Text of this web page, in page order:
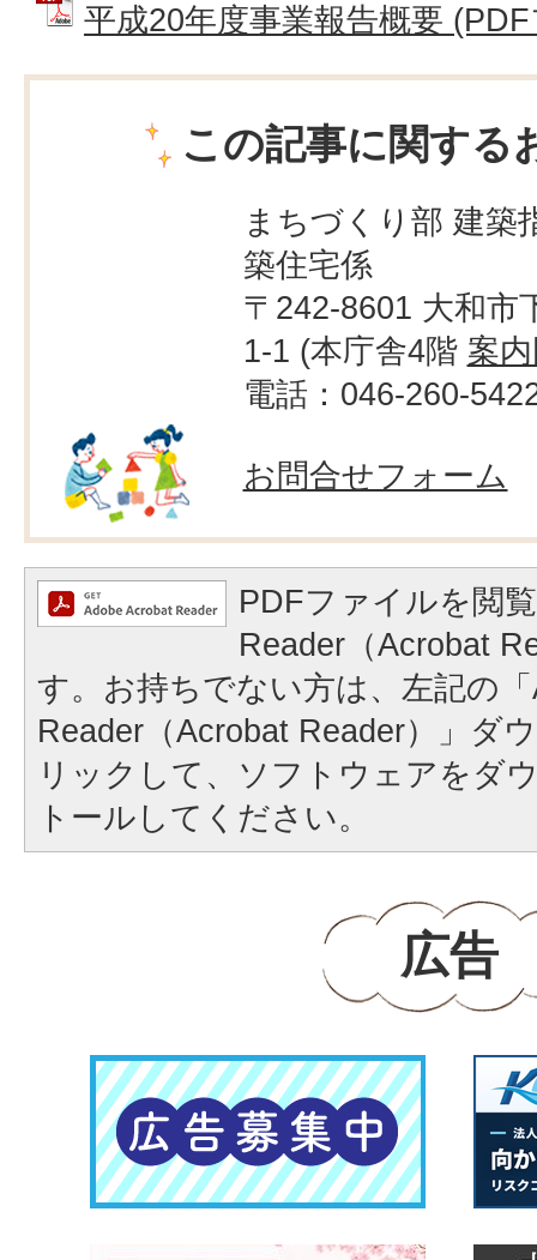
平成20年度事業報告概要
この記事に関する
まちづくり部 建築
築住宅係
〒242-8601 大和市
1-1 (本庁舎4階 案
電話：046-260-
お問合せフォーム
PDFファイルを閲
Reader（Acrobat
す。お持ちでない方は、左記の
Reader（Acrobat Reader）」ダ
リックして、ソフトウェアをダ
トールしてください。
広告